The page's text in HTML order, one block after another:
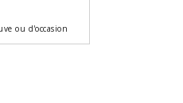
ou d'occasion